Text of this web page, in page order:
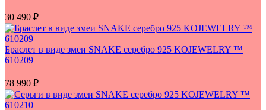
30 490 ₽
Браслет в виде змеи SNAKE серебро 925 KOJEWELRY ™
610209
78 990 ₽